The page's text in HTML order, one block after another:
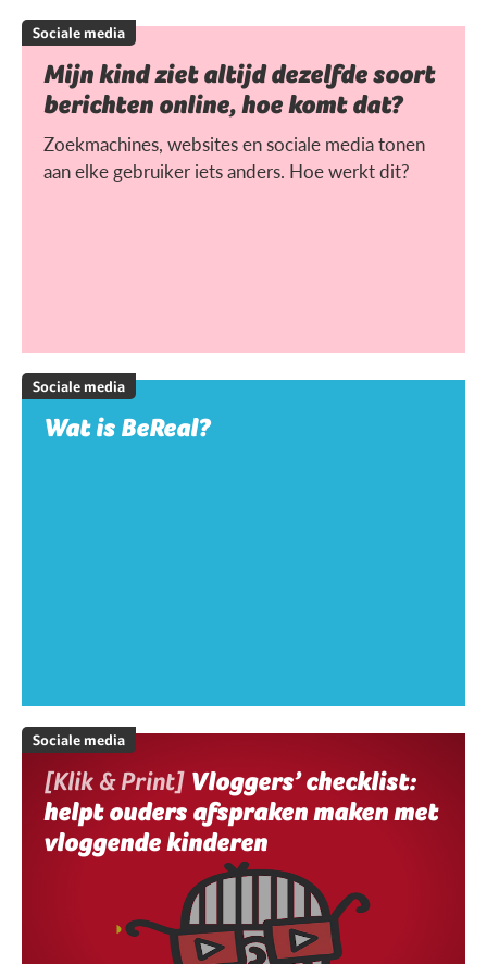
Sociale media
Mijn kind ziet altijd dezelfde soort
berichten online, hoe komt dat?
Zoekmachines, websites en sociale media tonen
aan elke gebruiker iets anders. Hoe werkt dit?
Sociale media
Wat is BeReal?
Sociale media
[Klik & Print] Vloggers’ checklist:
helpt ouders afspraken maken met
vloggende kinderen